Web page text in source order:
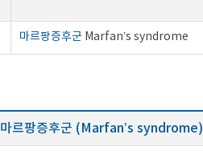
마르팡증후군 Marfan’s syndrome
마르팡증후군 (Marfan’s syndrome)